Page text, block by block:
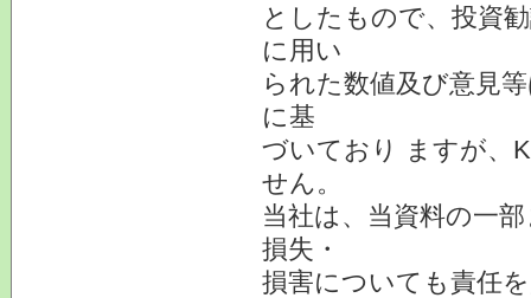
としたもので、投資
に用い
られた数値及び意見
に基
づいており ますが、
せん。
当社は、当資料の一
損失・
損害についても責任